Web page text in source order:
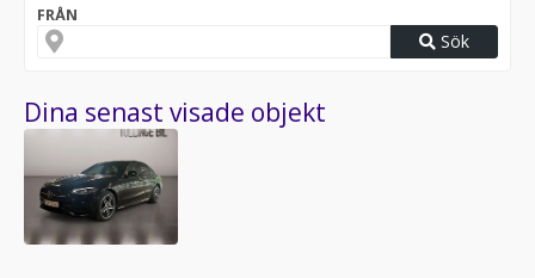
FRÅN
Sök
Dina senast visade objekt